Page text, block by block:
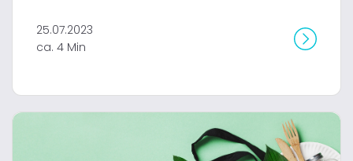
25.07.2023
ca. 4 Min